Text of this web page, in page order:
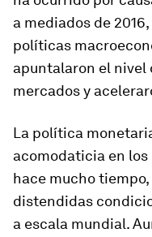
a mediados de
políticas
apuntalaron el nivel
mercados y
La política
acomodaticia en los
hace mucho
distendidas
a escala mundial.